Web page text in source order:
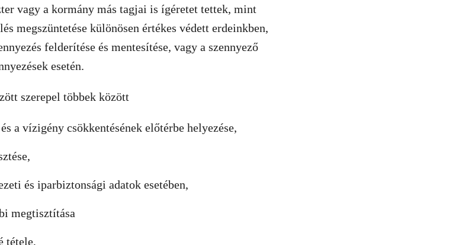
vagy a kormány más tagjai is ígéretet tettek, mint
megszüntetése különösen értékes védett erdeinkben,
felderítése és mentesítése, vagy a szennyező
esetén.
szerepel többek között
a vízigény csökkentésének előtérbe helyezése,
és iparbiztonsági adatok esetében,
megtisztítása
tétele,